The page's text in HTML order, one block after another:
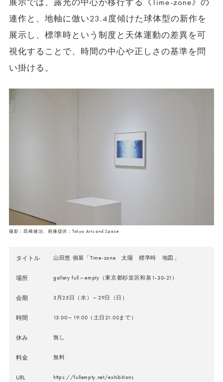
展示では、露光の中心が移行する《Time-zone》の
連作と、地軸に倣い23.4度傾けた球体型の新作を
展示し、標準時という制度と天体運動の差異を可
視化することで、時間の中心や正しさの基準を問
い掛ける。
撮影：髙橋健治、画像提供：Tokyo Arts and Space
タイトル 山田悠 個展「Time-zone 太陽 標準時 地図」
場所 gallery full⇔empty（東京都杉並区和泉1-30-21）
会期 3月25日（水）～29日（日）
時間 13:00～19:00（土日21:00まで）
休み 無し
料金 無料
URL https://fullempty.net/exhibitions